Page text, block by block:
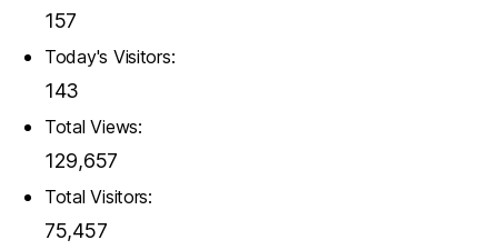
157
Today's Visitors:
143
Total Views:
129,657
Total Visitors:
75,457